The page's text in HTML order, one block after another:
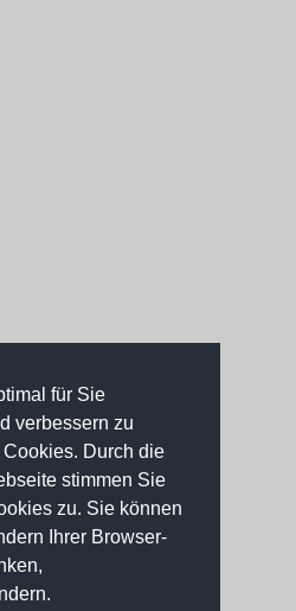
für Sie
verbessern zu
Durch die
stimmen Sie
zu. Sie können
Ihrer Browser-